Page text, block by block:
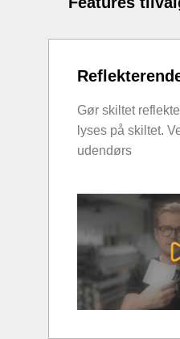
Gør skiltet
lyses på skiltet.
udendørs